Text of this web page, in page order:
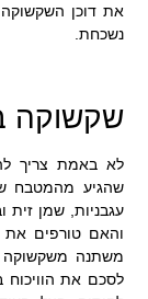
את דוכן
נשכחת.
שקשוקה
לא באמת צריך
שהגיע מהמטבח
עגבניות, שמן זית
והאם טורפים
משתנה משקשוקה
לסכם את הוויכוח